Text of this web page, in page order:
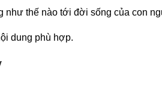
như thế nào tới đời sống của con
dung phù hợp.